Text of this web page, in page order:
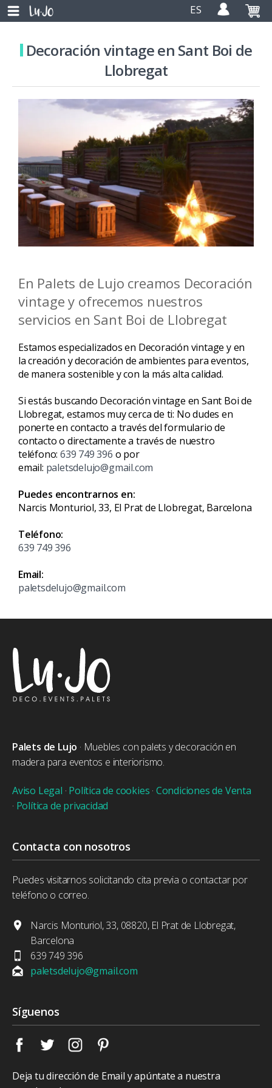
ES
Decoración vintage en Sant Boi de
Llobregat
En Palets de Lujo creamos Decoración
vintage y ofrecemos nuestros
servicios en Sant Boi de Llobregat
Estamos especializados en Decoración vintage y en
la creación y decoración de ambientes para eventos,
de manera sostenible y con la más alta calidad.
Si estás buscando Decoración vintage en Sant Boi de
Llobregat, estamos muy cerca de ti: No dudes en
ponerte en contacto a través del formulario de
contacto o directamente a través de nuestro
teléfono: 639 749 396 o por
email: paletsdelujo@gmail.com
Puedes encontrarnos en:
Narcis Monturiol, 33, El Prat de Llobregat, Barcelona
Teléfono:
639 749 396
Email:
paletsdelujo@gmail.com
Palets de Lujo · Muebles con palets y decoración en
madera para eventos e interiorismo.
Aviso Legal · Política de cookies · Condiciones de Venta
· Política de privacidad
Contacta con nosotros
Puedes visitarnos solicitando cita previa o contactar por
teléfono o correo.
Narcis Monturiol, 33, 08820, El Prat de Llobregat,
Barcelona
639 749 396
paletsdelujo@gmail.com
Síguenos
Deja tu dirección de Email y apúntate a nuestra